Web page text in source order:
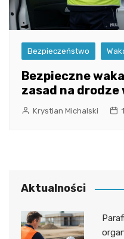
Bezpieczeństwo
Bezpieczne
zasad na drodze
Krystian Michalski
Aktualności